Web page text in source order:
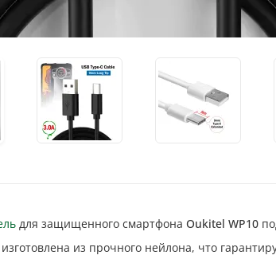
для защищенного смартфона Oukitel WP10
из прочного нейлона, что